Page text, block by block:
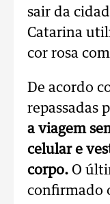
sair da
Catarina
cor rosa
De acordo
repassadas
a viagem
celular e
corpo. O
confirmado